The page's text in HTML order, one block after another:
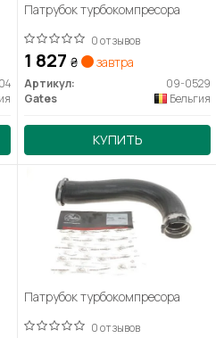
Патрубок турбокомпресора
0 отзывов
1 827 ₴ завтра
Артикул:
09-0529
Gates
Бельгия
КУПИТЬ
Патрубок турбокомпресора
0 отзывов